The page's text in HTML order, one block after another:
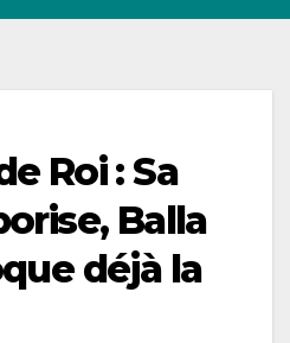
Roi : Sa
Balla
déjà la